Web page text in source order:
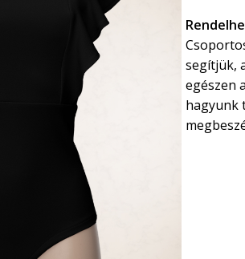
segítjük,
egészen
hagyunk